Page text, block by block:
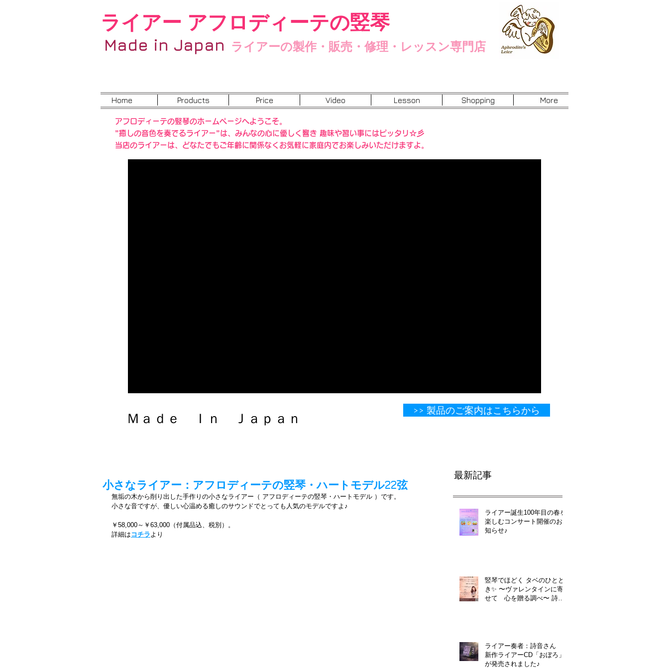
ライアー アフロディーテの竪琴
Made in Japan ライアーの製作・販売・修理・レッスン専門店
Home Products Price Video Lesson Shopping More
アフロディーテの竪琴のホームページへようこそ。
”癒しの音色を奏でるライアー”は、みんなの心に優しく響き 趣味や習い事にはピッタリ☆彡
当店のライアーは、どなたでもご年齢に関係なくお気軽に家庭内でお楽しみいただけますよ。
Ｍａｄｅ Ｉｎ Ｊａｐａｎ​​​​​​​​​​​​ >> 製品のご案内はこちらから
小さなライアー：アフロディーテの竪琴・ハートモデル22弦
無垢の木から削り出した手作りの小さなライアー（ アフロディーテの竪琴・ハートモデル ）です。
小さな音ですが、優しい心温める癒しのサウンドでとっても人気のモデルですよ♪
￥58,000～￥63,000（付属品込、税別）。
詳細は コチラより
最新記事
ライアー誕生100年目の春を
楽しむコンサート開催のお
知らせ♪
竪琴でほどく タベのひとと
き✨ 〜ヴァレンタインに寄
せて 心を贈る調べ〜 詩音
ライアー奏者：詩音さん
新作ライアーCD「おぼろ」
が発売されました♪